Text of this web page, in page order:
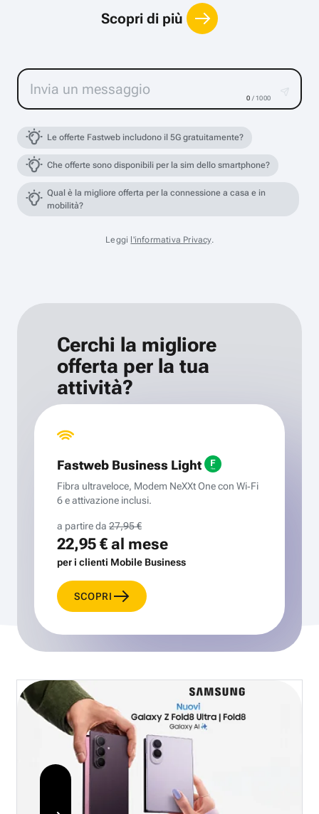
Scopri di più
0 / 1000
Le offerte Fastweb includono il 5G gratuitamente?
Che offerte sono disponibili per la sim dello smartphone?
Qual è la migliore offerta per la connessione a casa e in
mobilità?
Leggi l'informativa Privacy.
Cerchi la migliore
offerta per la tua
attività?
Fastweb Business Light
Fibra ultraveloce, Modem NeXXt One con Wi‑Fi
6 e attivazione inclusi.
a partire da 27,95 €
22,95 €al mese
per i clienti Mobile Business
SCOPRI